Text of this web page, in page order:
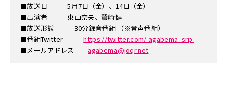
■放送日 5月7日（金）、14日（金）
■出演者 東山奈央、鷲崎健
■放送形態 30分録音番組 （※音声番組）
■番組Twitterhttps://twitter.com/ agabema_srp
■メールアドレス agabema@joqr.net